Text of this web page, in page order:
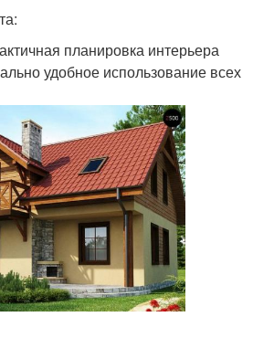
планировка интерьера
удобное использование всех